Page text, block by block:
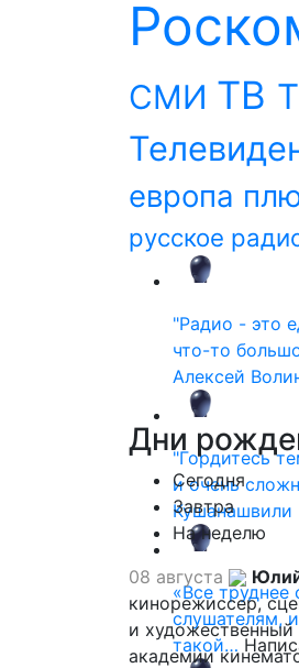
СМИ ТВ
европа
русское
"Радио - это
что-то
Алексей
"Гордитесь
и очень
Кушанашвили
«Все труднее
слушателям,
такой…
Дни
Сегодня
Завтра
На неделю
08 августа
кинорежиссер,
и
академии